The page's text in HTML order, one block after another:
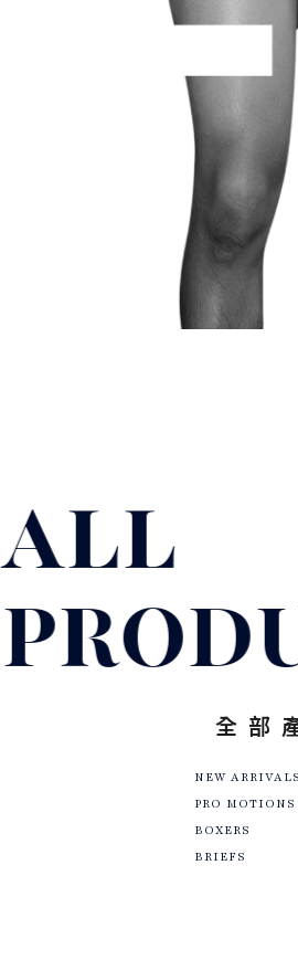
ALL
全部產
NEW ARRIVALS
PRO MOTIONS
BOXERS
BRIEFS